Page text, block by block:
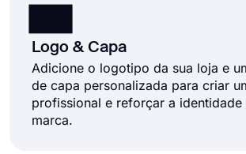
Logo & Capa
Adicione o logotipo da sua loja e
de capa personalizada para criar
profissional e reforçar a identidade
marca.